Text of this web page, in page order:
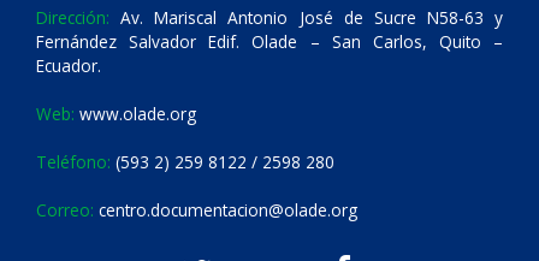
Dirección: Av. Mariscal Antonio José de Sucre N58-63 y
Fernández Salvador Edif. Olade – San Carlos, Quito –
Ecuador.
Web: www.olade.org
Teléfono: (593 2) 259 8122 / 2598 280
Correo: centro.documentacion@olade.org